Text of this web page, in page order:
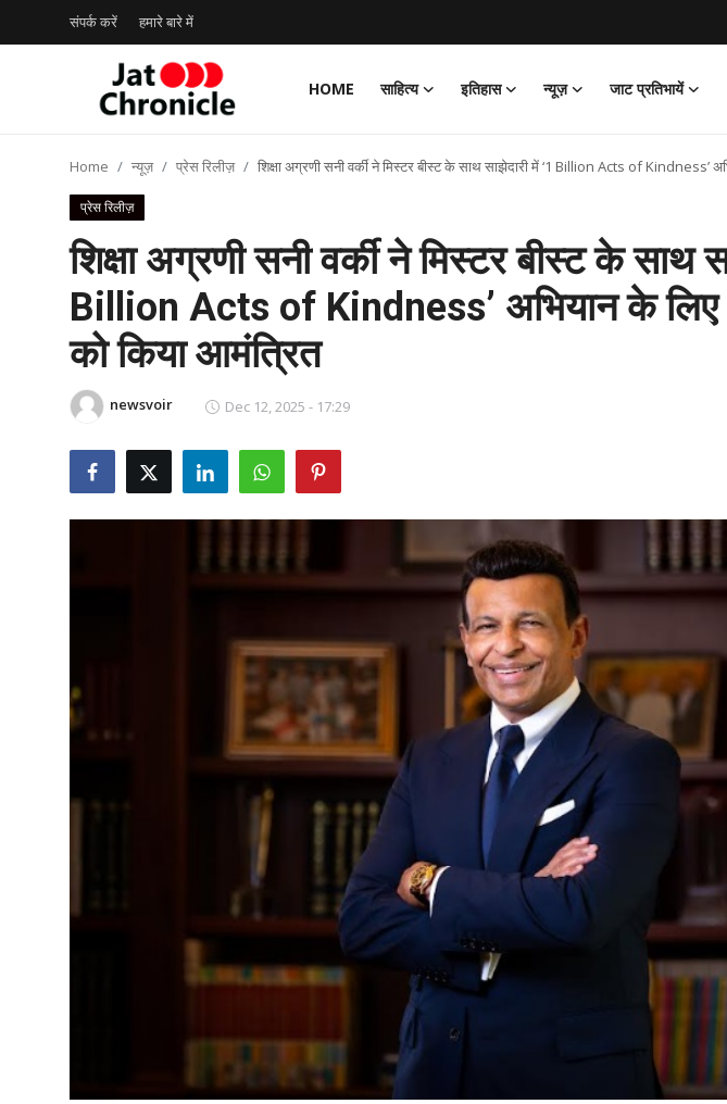
संपर्क करें हमारे बारे में
HOME साहित्य इतिहास न्यूज़ जाट प्रतिभायें
Login
Register
संपर्क करें
हमारे बारे में
Home न्यूज़ प्रेस रिलीज़ शिक्षा अग्रणी सनी वर्की ने मिस्टर बीस्ट के साथ साझेदारी में ‘1 Billion Acts of Kindness’
प्रेस रिलीज़
शिक्षा अग्रणी सनी वर्की ने मिस्टर बीस्ट के साथ
Billion Acts of Kindness’ अभियान के लिए
को किया आमंत्रित
newsvoir Dec 12, 2025 - 17:29